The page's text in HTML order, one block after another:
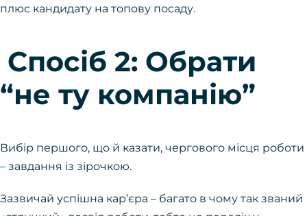
плюс кандидату на топову посаду.
Спосіб 2: Обрати
“не ту компанію”
Вибір першого, що й казати, чергового місця роботи
– завдання із зірочкою.
Зазвичай успішна кар’єра – багато в чому так званий